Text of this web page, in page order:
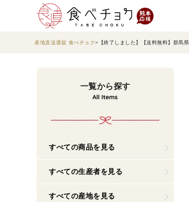
産地直送通販 食べチョク 【終了しました】【送料無料】群馬
一覧から探す
すべての商品を見る
すべての生産者を見る
すべての産地を見る